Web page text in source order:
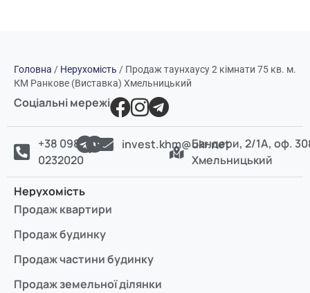
Головна / Нерухомість / Продаж таунхаусу 2 кімнати 75 кв. м.
КМ Ранкове (Виставка) Хмельницький
Соціальні мережі
+38 098
0232020
invest.khm@ukr.netБандери, 2/1А, оф.
Хмельницький
Нерухомість
Продаж квартири
Продаж будинку
Продаж частини будинку
Продаж земельної ділянки